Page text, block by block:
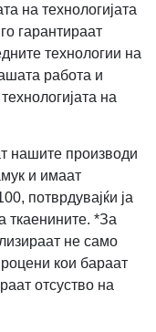
на технологијата
гарантираат
технологии на
работа и
на
нашите производи
и имаат
потврдувајќи ја
ткаенините. *За
не само
кои бараат
отсуство на